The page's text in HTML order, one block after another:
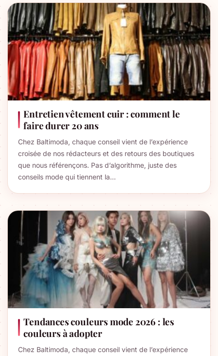
Entretien vêtement cuir : comment le
faire durer 20 ans
Chez Baltimoda, chaque conseil vient de l’expérience
croisée de nos rédacteurs et des retours des boutiques
que nous référençons. Pas d’algorithme, juste des
conseils mode qui tiennent la…
Tendances couleurs mode 2026 : les
couleurs à adopter
Chez Baltimoda, chaque conseil vient de l’expérience